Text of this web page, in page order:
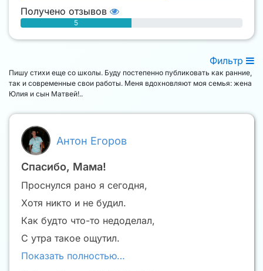
Фильтр
Пишу стихи еще со школы. Буду постепенно публиковать как ранние,
так и современные свои работы. Меня вдохновляют моя семья: жена
Юлия и сын Матвей!..
Антон Егоров
Спасибо, Мама!
Проснулся рано я сегодня,
Хотя никто и не будил.
Как будто что-то недоделал,
С утра такое ощутил.
Показать полностью…
Получено отзывов
5